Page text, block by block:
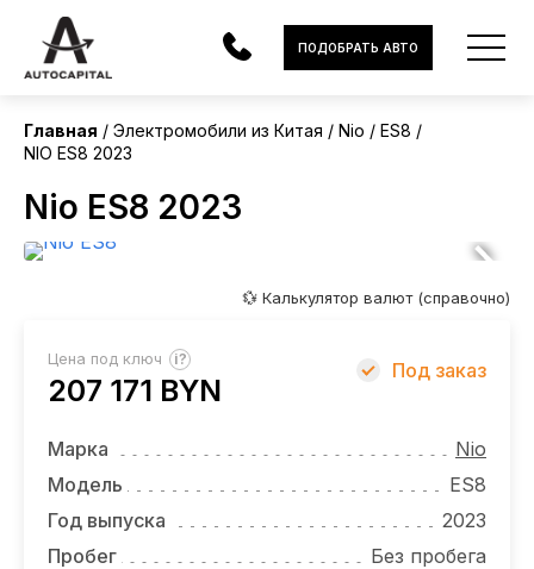
АВТОМОБИЛИ
ЭЛЕКТРОМОБИЛИ
УСЛУГИ
НОВОСТИ
ОТЗЫВЫ
ПОДОБРАТЬ АВТО
Главная Электромобили из Китая Nio
ES8
NIO ES8 2023
Nio ES8 2023
Китай
Без пробега
💱 Калькулятор валют (справочно)
Цена под ключ ?
207 171 BYN
Под заказ
Марка
Nio
Модель
ES8
Год выпуска
2023
Пробег
Без пробега